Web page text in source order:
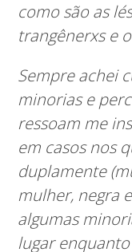
como são as
trangênerxs e
Sempre achei
minorias e
ressoam me
em casos nos
duplamente
mulher, negra
algumas
lugar